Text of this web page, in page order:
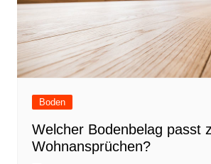
Boden
Welcher Bodenbelag passt
Wohnansprüchen?